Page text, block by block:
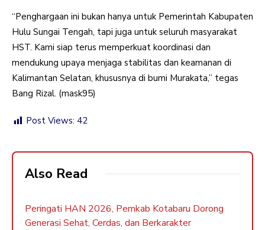
“Penghargaan ini bukan hanya untuk Pemerintah Kabupaten
Hulu Sungai Tengah, tapi juga untuk seluruh masyarakat
HST. Kami siap terus memperkuat koordinasi dan
mendukung upaya menjaga stabilitas dan keamanan di
Kalimantan Selatan, khususnya di bumi Murakata,” tegas
Bang Rizal. (mask95)
Post Views: 42
Also Read
Peringati HAN 2026, Pemkab Kotabaru Dorong
Generasi Sehat, Cerdas, dan Berkarakter